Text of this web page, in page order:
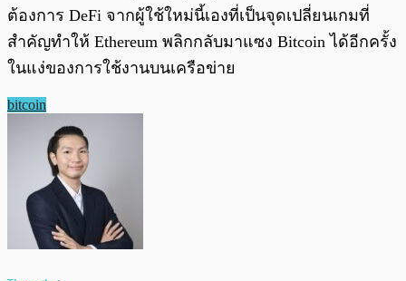
ต้องการ DeFi จากผู้ใช้ใหม่นี้เองที่เป็นจุดเปลี่ยนเกมที่
สำคัญทำให้ Ethereum พลิกกลับมาแซง Bitcoin ได้อีกครั้ง
ในแง่ของการใช้งานบนเครือข่าย
bitcoin